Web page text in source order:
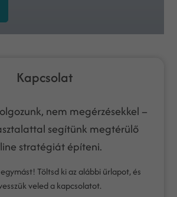
Kapcsolat
nem megérzésekkel –
segítünk megtérülő
stratégiát építeni.
Töltsd ki az alábbi űrlapot, és
veled a kapcsolatot.